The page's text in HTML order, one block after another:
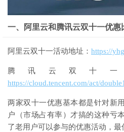
一、阿里云和腾讯云双十一优惠
阿里云双十一活动地址 ： https://
腾讯云双十
https://cloud.tencent.com/act/
两家双十一优惠基本都是针对新
户（市场占有率）才搞的这种亏
了老用户可以参与的优惠活动，最